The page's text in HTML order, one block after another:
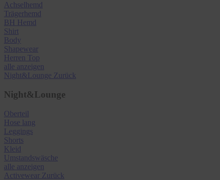
Achselhemd
Trägerhemd
BH Hemd
Shirt
Body
Shapewear
Herren Top
alle anzeigen
Night&Lounge Zurück
Night&Lounge
Oberteil
Hose lang
Leggings
Shorts
Kleid
Umstandswäsche
alle anzeigen
Activewear Zurück